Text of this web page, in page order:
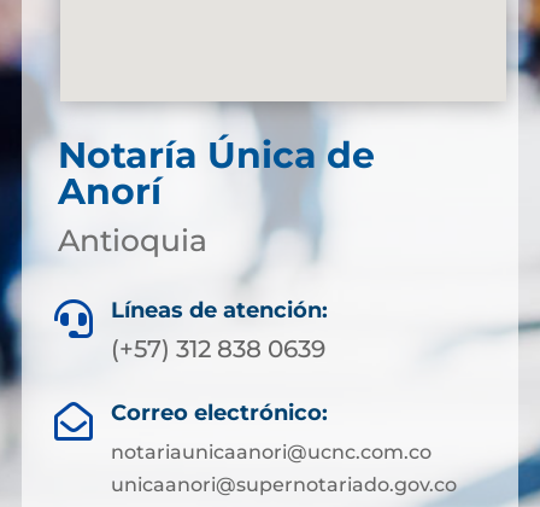
Notaría Única de
Anorí
Antioquia
 Líneas de atención:
(+57) 312 838 0639
 Correo electrónico:
notariaunicaanori@ucnc.com.co
unicaanori@supernotariado.gov.co